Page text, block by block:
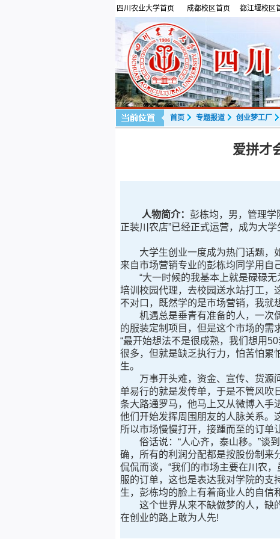
四川农业大学首页 成都校区首页 都江堰校区
首页 专题报道 创业梦工厂
爱拼才
人物简介： 彭栋均，男，管理学
正装川农店”已经正式运营，成为大
大学生创业一度成为热门话题，如
来自市场营销专业的彭栋均同学用自
“大一时候的我基本上就是碌碌无
培训校园代理，去校园送水站打工，
不对口，既然学的是市场营销，我就
机遇总是垂青有准备的人，一次偶
的服装定制项目，但是这个市场的需
“最开始想法不是很成熟，我们想用
很多，但就是缺乏执行力，怕苦怕累
生。
万事开头难，资金、宣传、货源问
单易行的就是发传单，于是不管风吹
条大路通罗马，他马上又从微博入手
他们开始发挥周围朋友的人脉关系。
所以市场慢慢打开，接踵而至的订单
俗话说：“人心齐，泰山移。”谈到
确，所有的利润分配都是按股份制来
侃侃而谈，“我们的市场主要在川农
服的订单，这也是表达我对学院的支
生，彭栋均的脸上有着商业人的自信
这个世界从来不缺做梦的人，缺的
在创业的路上敢为人先!